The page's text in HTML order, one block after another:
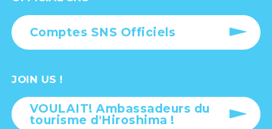
Comptes SNS Officiels
JOIN US !
VOULAIT! Ambassadeurs du
tourisme d'Hiroshima !